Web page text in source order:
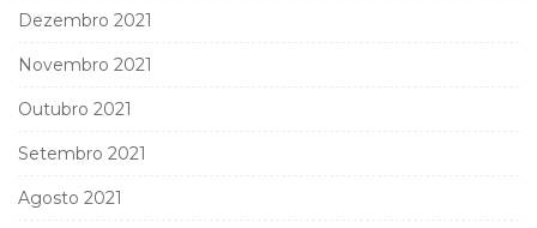
Dezembro 2021
Novembro 2021
Outubro 2021
Setembro 2021
Agosto 2021